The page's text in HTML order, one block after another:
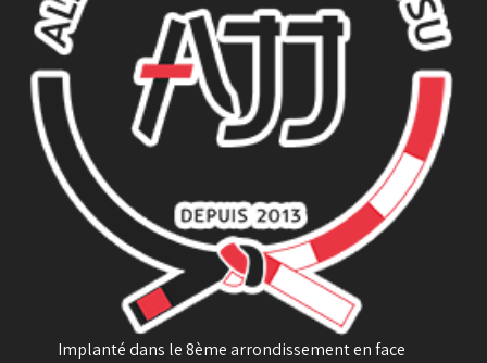
Implanté dans le 8ème arrondissement en face